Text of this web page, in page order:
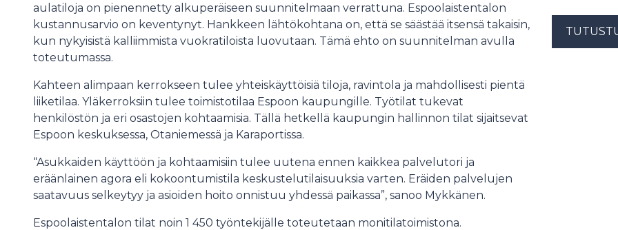
aulatiloja on pienennetty alkuperäiseen suunnitelmaan verrattuna. Espoolaistentalon
kustannusarvio on keventynyt. Hankkeen lähtökohtana on, että se säästää itsensä takaisin,
kun nykyisistä kalliimmista vuokratiloista luovutaan. Tämä ehto on suunnitelman avulla
toteutumassa.
Kahteen alimpaan kerrokseen tulee yhteiskäyttöisiä tiloja, ravintola ja mahdollisesti pientä
liiketilaa. Yläkerroksiin tulee toimistotilaa Espoon kaupungille. Työtilat tukevat
henkilöstön ja eri osastojen kohtaamisia. Tällä hetkellä kaupungin hallinnon tilat sijaitsevat
Espoon keskuksessa, Otaniemessä ja Karaportissa.
“Asukkaiden käyttöön ja kohtaamisiin tulee uutena ennen kaikkea palvelutori ja
eräänlainen agora eli kokoontumistila keskustelutilaisuuksia varten. Eräiden palvelujen
saatavuus selkeytyy ja asioiden hoito onnistuu yhdessä paikassa”, sanoo Mykkänen.
Espoolaistentalon tilat noin 1 450 työntekijälle toteutetaan monitilatoimistona.